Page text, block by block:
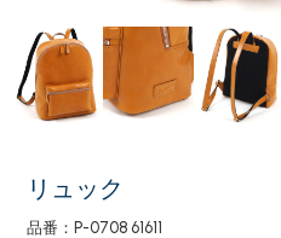
リュック
品番：P-0708 61611